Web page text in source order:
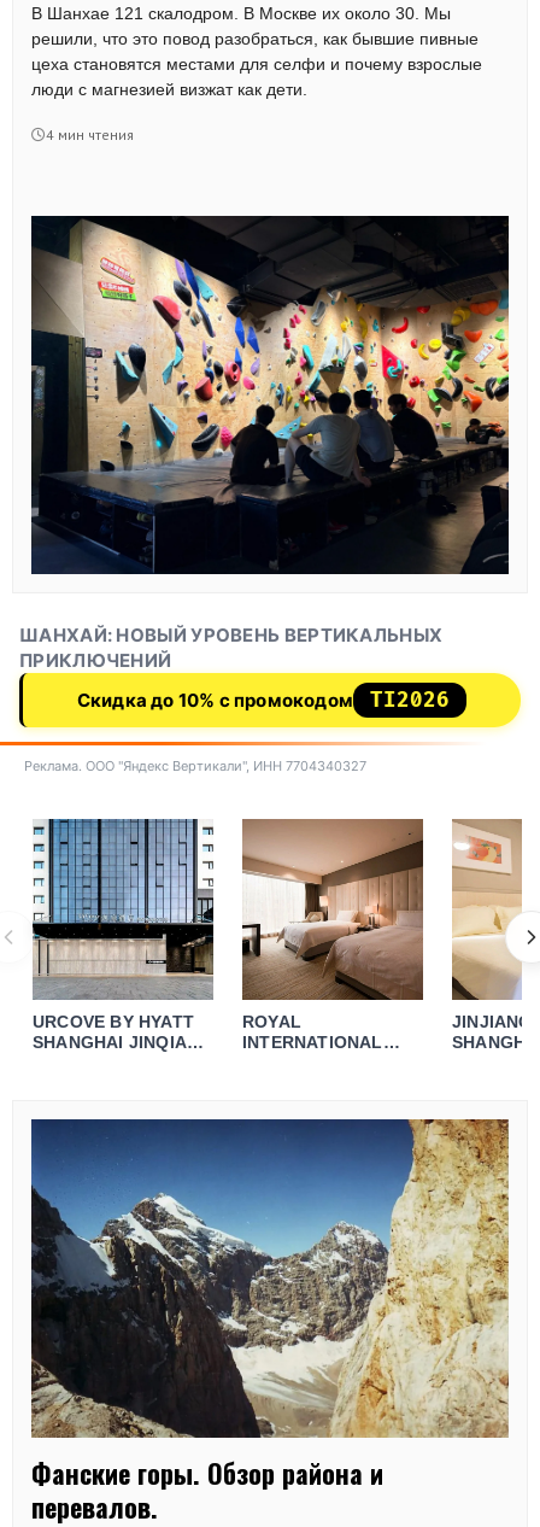
В Шанхае 121 скалодром. В Москве их около 30. Мы
решили, что это повод разобраться, как бывшие пивные
цеха становятся местами для селфи и почему взрослые
люди с магнезией визжат как дети.
4 мин чтения
ШАНХАЙ: НОВЫЙ УРОВЕНЬ ВЕРТИКАЛЬНЫХ
ПРИКЛЮЧЕНИЙ
Скидка до 10% с промокодом
TI2026
Реклама. ООО "Яндекс Вертикали", ИНН 7704340327
URCOVE BY HYATT
SHANGHAI JINQIAO
ROYAL
INTERNATIONAL
JINJIANG
Фанские горы. Обзор района и
перевалов.